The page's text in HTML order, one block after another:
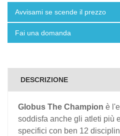
Avvisami se scende il prezzo
Fai una domanda
DESCRIZIONE
Globus The Champion è
soddisfa anche gli atleti più
specifici con ben 12